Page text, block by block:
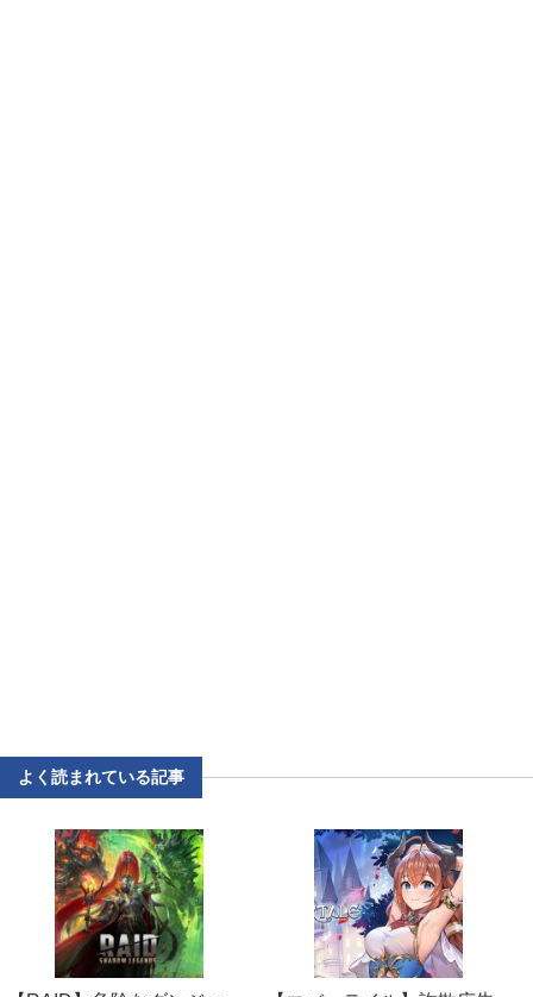
よく読まれている記事